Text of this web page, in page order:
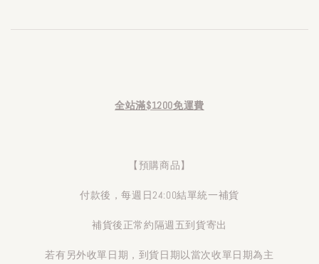
全站滿$1200免運費
【預購商品】
付款後，每週日24:00結單統一補貨
補貨後正常約隔週五到貨寄出
若有另外收單日期，到貨日期以當次收單日期為主